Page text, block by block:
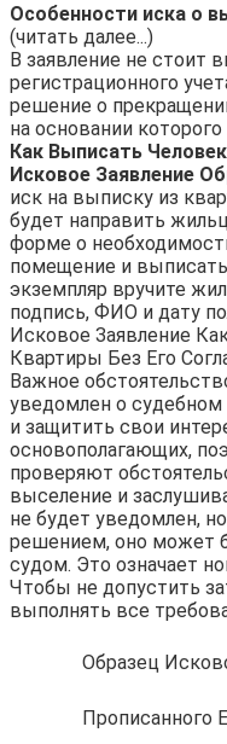
Особенности иска о
(читать далее...)
В заявление не стоит
регистрационного
решение о
на основании
Как Выписать
Исковое Заявление
иск на выписку из
будет направить
форме о
помещение и
экземпляр вручите
подпись, ФИО и дату
Исковое Заявление
Квартиры Без Его
Важное
уведомлен о судебном
и защитить свои
основополагающих,
проверяют
выселение и
не будет уведомлен,
решением, оно может
судом. Это означает
Чтобы не допустить
выполнять все
Образец
Прописанного